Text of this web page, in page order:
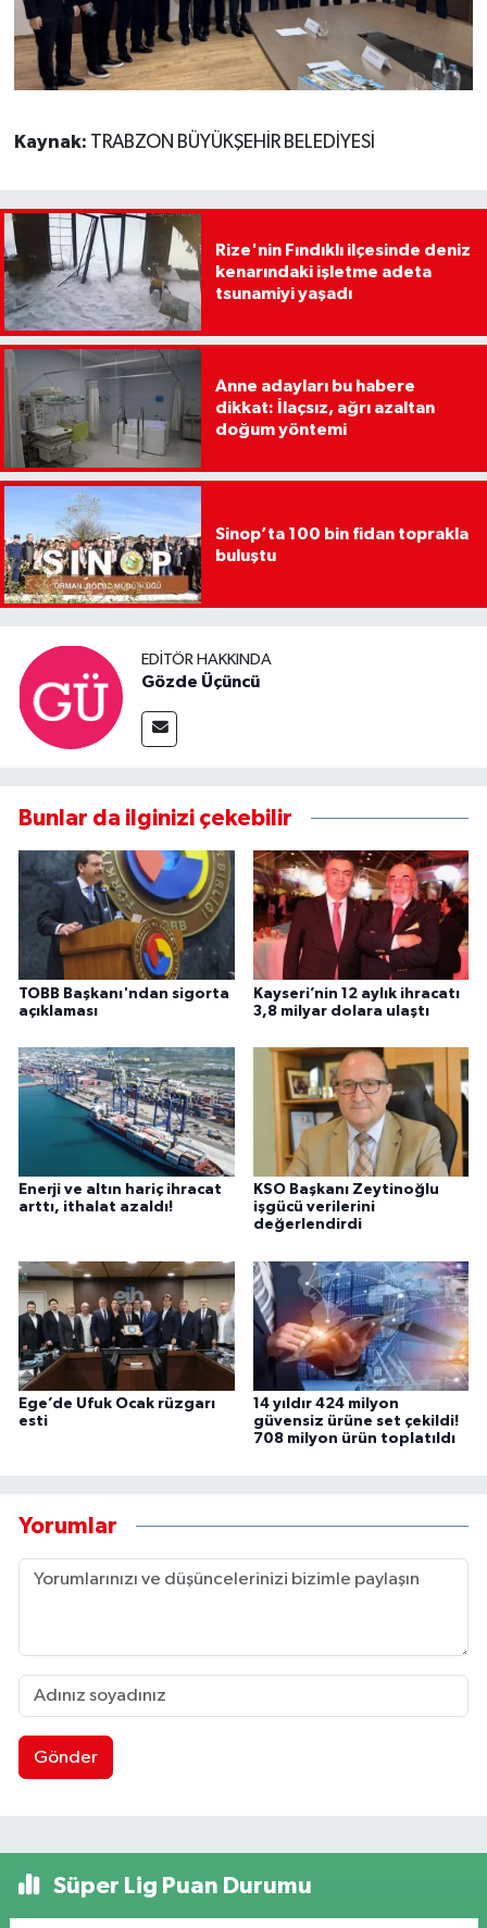
Kaynak: TRABZON BÜYÜKŞEHİR BELEDİYESİ
Rize'nin Fındıklı ilçesinde deniz
kenarındaki işletme adeta
tsunamiyi yaşadı
Anne adayları bu habere
dikkat: İlaçsız, ağrı azaltan
doğum yöntemi
Sinop’ta 100 bin fidan toprakla
buluştu
EDITÖR HAKKINDA
Gözde Üçüncü
Bunlar da ilginizi çekebilir
TOBB Başkanı'ndan sigorta
açıklaması
Kayseri’nin 12 aylık ihracatı
3,8 milyar dolara ulaştı
Enerji ve altın hariç ihracat
arttı, ithalat azaldı!
KSO Başkanı Zeytinoğlu
işgücü verilerini
değerlendirdi
Ege’de Ufuk Ocak rüzgarı
esti
14 yıldır 424 milyon
güvensiz ürüne set çekildi!
708 milyon ürün toplatıldı
Yorumlar
Gönder
Süper Lig Puan Durumu